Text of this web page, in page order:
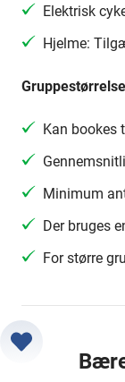
Elektrisk
Hjelme:
Kan bookes
Minimum
Der bruges
For større